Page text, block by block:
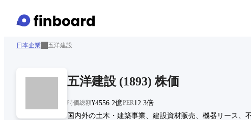
日本企業 五洋建設
五洋建設 (1893) 株価
時価総額¥4556.2億PER12.3倍
国内外の土木・建築事業、建設資材販売、機器リース、